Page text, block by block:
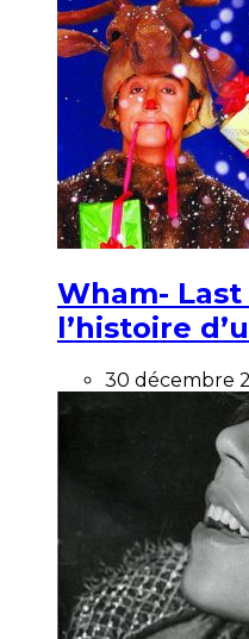
Wham-
l’histoire
30 décembre